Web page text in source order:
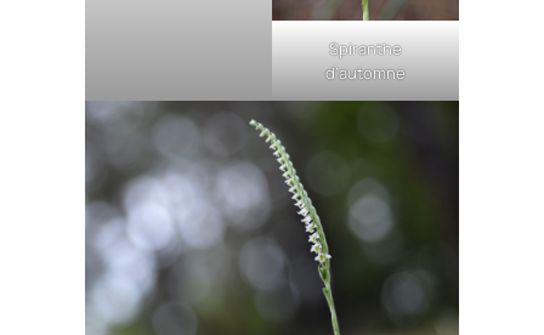
Spiranthe
d’automne